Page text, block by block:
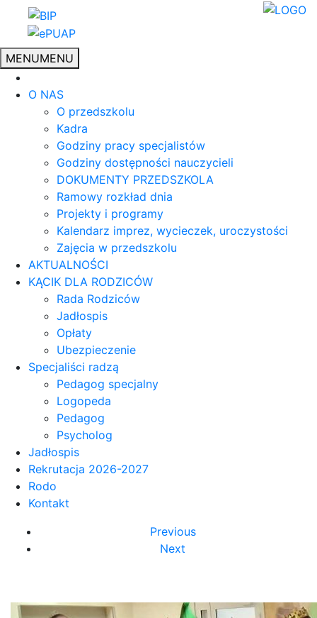
MENUMENU
O NAS
O przedszkolu
Kadra
Godziny pracy specjalistów
Godziny dostępności nauczycieli
DOKUMENTY PRZEDSZKOLA
Ramowy rozkład dnia
Projekty i programy
Kalendarz imprez, wycieczek, uroczystości
Zajęcia w przedszkolu
AKTUALNOŚCI
KĄCIK DLA RODZICÓW
Rada Rodziców
Jadłospis
Opłaty
Ubezpieczenie
Specjaliści radzą
Pedagog specjalny
Logopeda
Pedagog
Psycholog
Jadłospis
Rekrutacja 2026-2027
Rodo
Kontakt
Previous
Next